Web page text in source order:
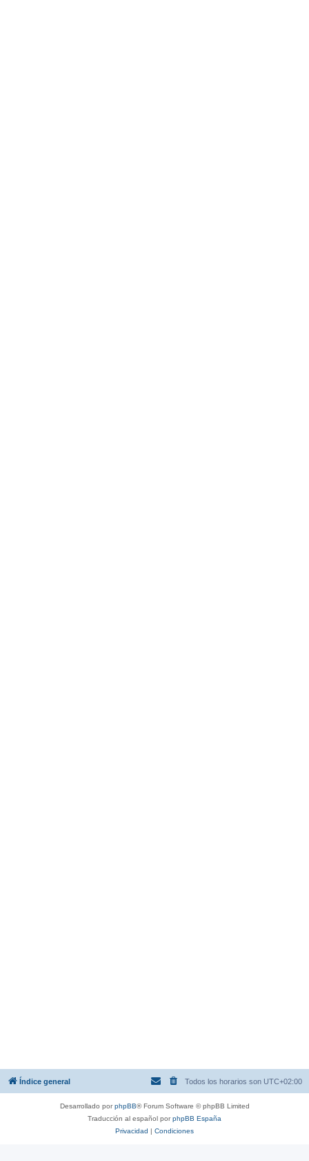
Índice general Todos los horarios son UTC+02:00
Desarrollado porphpBB® Forum Software © phpBB Limited
Traducción al español porphpBB España
Privacidad | Condiciones